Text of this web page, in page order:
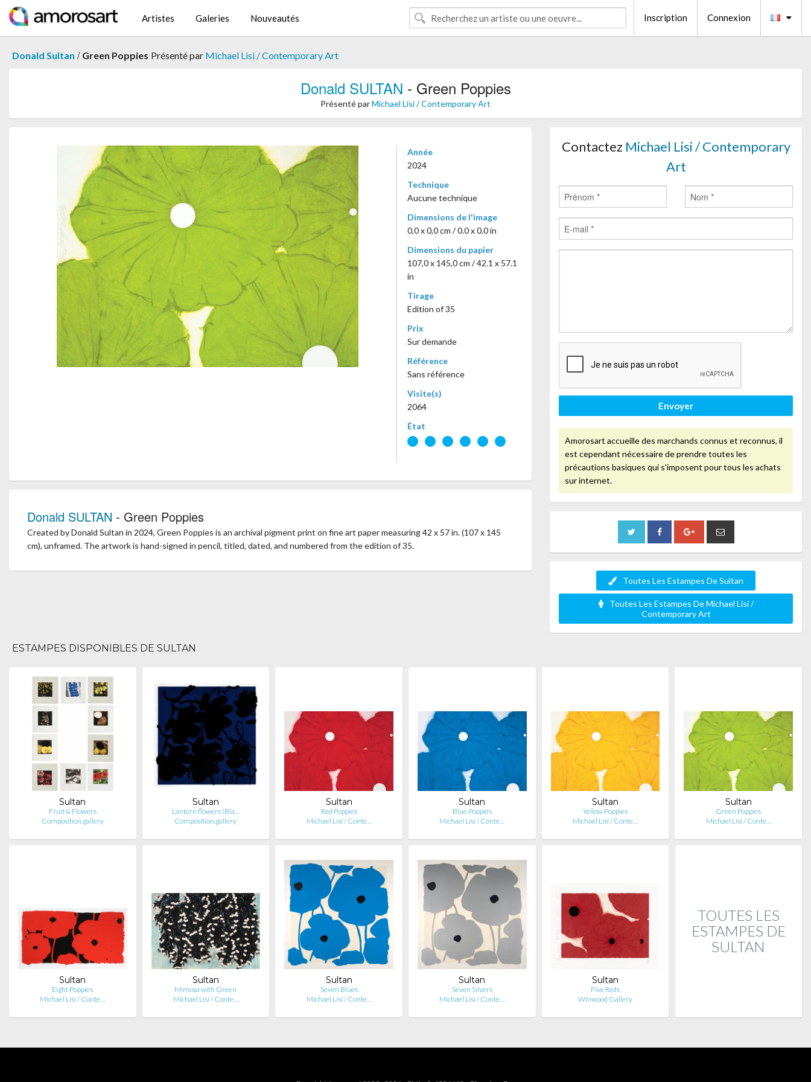
Artistes Galeries Nouveautés Inscription Connexion
Donald Sultan / Green Poppies Présenté par Michael Lisi / Contemporary Art
Donald SULTAN - Green Poppies
Présenté parMichael Lisi / Contemporary Art
Année
2024
Technique
Aucune technique
Dimensions de l'image
0,0 x 0,0 cm / 0.0 x 0.0 in
Dimensions du papier
107,0 x 145,0 cm / 42.1 x 57.1
in
Tirage
Edition of 35
Prix
Sur demande
Référence
Sans référence
Visite(s)
2064
État
Donald SULTAN - Green Poppies
Created by Donald Sultan in 2024, Green Poppies is an archival pigment print on fine art paper measuring 42 x 57 in. (107 x 145
cm), unframed. The artwork is hand-signed in pencil, titled, dated, and numbered from the edition of 35.
Contactez Michael Lisi / Contemporary
Art
Envoyer
Amorosart accueille des marchands connus et reconnus, il
est cependant nécessaire de prendre toutes les
précautions basiques qui s’imposent pour tous les achats
sur internet.
Toutes Les Estampes De Sultan
Toutes Les Estampes De Michael Lisi /
Contemporary Art
ESTAMPES DISPONIBLES DE SULTAN
Sultan
Fruit & Flowers
Composition.gallery
Sultan
Lantern flowers (Bla…
Composition.gallery
Sultan
Red Poppies
Michael Lisi / Conte…
Sultan
Blue Poppies
Michael Lisi / Conte…
Sultan
Yellow Poppies
Michael Lisi / Conte…
Sultan
Green Poppies
Michael Lisi / Conte…
Sultan
Eight Poppies
Michael Lisi / Conte…
Sultan
Mimosa with Green
Michael Lisi / Conte…
Sultan
Seven Blues
Michael Lisi / Conte…
Sultan
Seven Silvers
Michael Lisi / Conte…
Sultan
Five Reds
Winwood Gallery
TOUTES LES
ESTAMPES DE
SULTAN